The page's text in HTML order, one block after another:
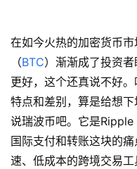
在如今火热的加密货币市
（BTC）渐渐成了投资
更好，这个还真说不好
特点和差别，算是给想
说瑞波币吧。它是
国际支付和转账这块的
速、低成本的跨境交易